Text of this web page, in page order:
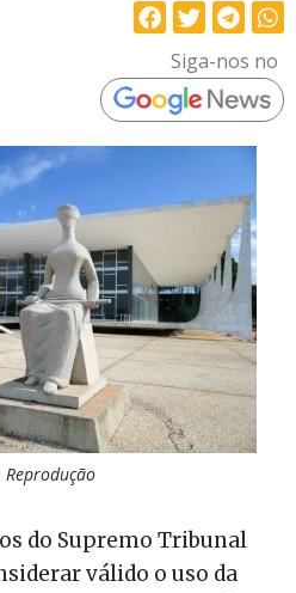
Siga-nos no
Reprodução
do Supremo Tribunal
válido o uso da